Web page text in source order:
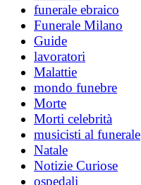
funerale ebraico
Funerale Milano
Guide
lavoratori
Malattie
mondo funebre
Morte
Morti celebrità
musicisti al funerale
Natale
Notizie Curiose
ospedali